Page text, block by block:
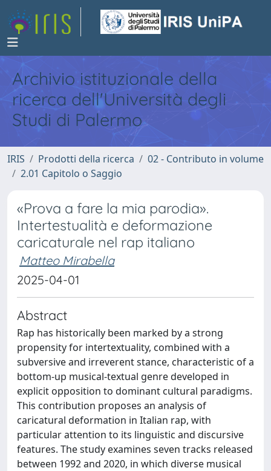
Archivio istituzionale della
ricerca dell'Università degli
Studi di Palermo
IRIS Prodotti della ricerca
02 - Contributo in volume
2.01 Capitolo o Saggio
«Prova a fare la mia parodia».
Intertestualità e deformazione
caricaturale nel rap italiano
Matteo Mirabella
2025-04-01
Abstract
Rap has historically been marked by a strong
propensity for intertextuality, combined with a
subversive and irreverent stance, characteristic of a
bottom-up musical-textual genre developed in
explicit opposition to dominant cultural paradigms.
This contribution proposes an analysis of
caricatural deformation in Italian rap, with
particular attention to its linguistic and discursive
features. The study examines seven tracks released
between 1992 and 2020, in which diverse musical